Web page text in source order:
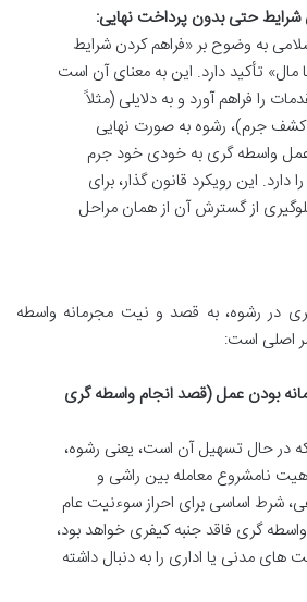
شرایط حتی بدون پرداخت نهایی:
اسلامی به وضوح بر «فراهم کردن شرایط
تأکید دارد. این به معنای آن است
را فراهم آورد و به دلایلی (مثلاً
کشف جرم)، رشوه به صورت نهایی
واسطه گری به خودی خود جرم
این رویکرد قانون گذار، برای
از گسترش آن از همان مراحل
در رشوه، به قصد و نیت مجرمانه واسطه
اصلی است:
بودن عمل (قصد انجام واسطه گری
در حال تسهیل آن است، یعنی رشوه،
نامشروع معامله بین راشی و
شرط اساسی برای احراز سوءنیت عام
گری فاقد جنبه کیفری خواهد بود،
مدنی یا اداری را به دنبال داشته